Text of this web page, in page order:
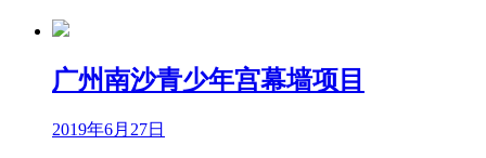
广州南沙青少年宫幕墙项目
2019年6月27日